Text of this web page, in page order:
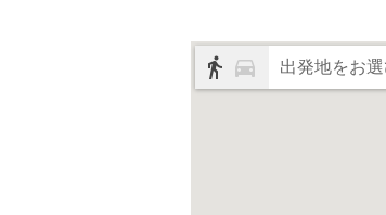
出発地をお